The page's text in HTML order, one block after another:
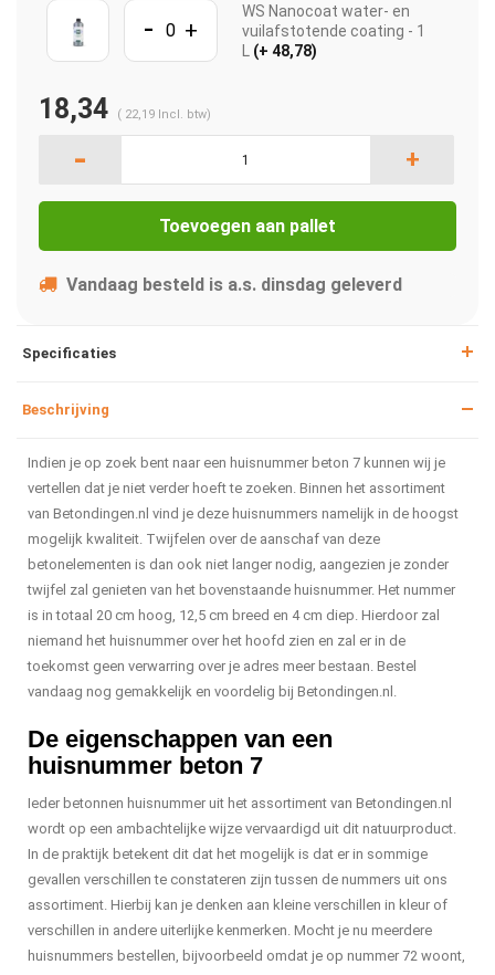
- +
WS Nanocoat water- en
vuilafstotende coating - 1
(+ 48,78)
18,34 ( 22,19 Incl. btw)
- +
Toevoegen aan pallet
Vandaag besteld is a.s. dinsdag geleverd
Specificaties
Beschrijving
Indien je op zoek bent naar een huisnummer beton 7 kunnen wij je
vertellen dat je niet verder hoeft te zoeken. Binnen het assortiment
van Betondingen.nl vind je deze huisnummers namelijk in de hoogst
mogelijk kwaliteit. Twijfelen over de aanschaf van deze
betonelementen is dan ook niet langer nodig, aangezien je zonder
twijfel zal genieten van het bovenstaande huisnummer. Het nummer
is in totaal 20 cm hoog, 12,5 cm breed en 4 cm diep. Hierdoor zal
niemand het huisnummer over het hoofd zien en zal er in de
toekomst geen verwarring over je adres meer bestaan. Bestel
vandaag nog gemakkelijk en voordelig bij Betondingen.nl.
De eigenschappen van een
huisnummer beton 7
Ieder betonnen huisnummer uit het assortiment van Betondingen.nl
wordt op een ambachtelijke wijze vervaardigd uit dit natuurproduct.
In de praktijk betekent dit dat het mogelijk is dat er in sommige
gevallen verschillen te constateren zijn tussen de nummers uit ons
assortiment. Hierbij kan je denken aan kleine verschillen in kleur of
verschillen in andere uiterlijke kenmerken. Mocht je nu meerdere
huisnummers bestellen, bijvoorbeeld omdat je op nummer 72 woont,